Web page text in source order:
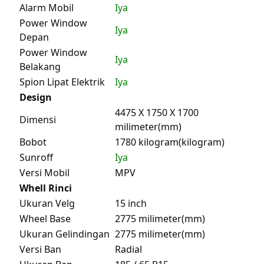
Alarm Mobil
Iya
Power Window
Depan
Iya
Power Window
Belakang
Iya
Spion Lipat Elektrik
Iya
Design
Dimensi
4475 X 1750 X 1700
milimeter(mm)
Bobot
1780 kilogram(kilogram)
Sunroff
Iya
Versi Mobil
MPV
Whell Rinci
Ukuran Velg
15 inch
Wheel Base
2775 milimeter(mm)
Ukuran Gelindingan 2775 milimeter(mm)
Versi Ban
Radial